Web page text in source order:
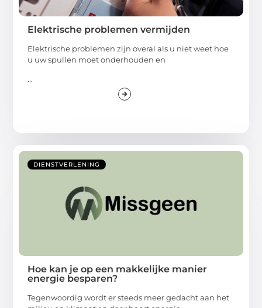
Elektrische problemen vermijden
Elektrische problemen zijn overal als u niet weet hoe
u uw spullen moet onderhouden en
...
DIENSTVERLENING
Hoe kan je op een makkelijke manier
energie besparen?
Tegenwoordig wordt er steeds meer gedacht aan het